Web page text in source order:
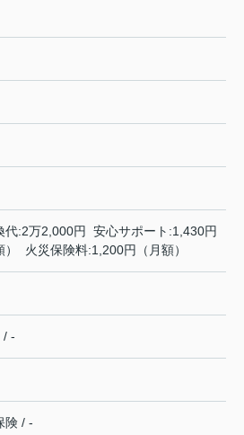
代:2万2,000円 安心サポート:1,430円
） 火災保険料:1,200円（月額）
/ -
険 / -